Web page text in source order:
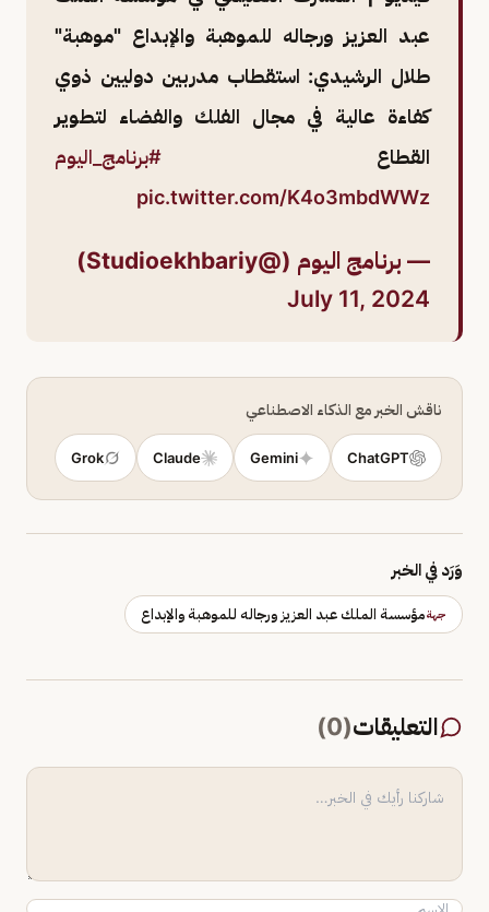
عبد العزيز ورجاله للموهبة والإبداع "موهبة"
طلال الرشيدي: استقطاب مدربين دوليين ذوي
كفاءة عالية في مجال الفلك والفضاء لتطوير
القطاع #برنامج_اليوم
pic.twitter.com/K4o3mbdWWz
— برنامج اليوم (@Studioekhbariy)
July 11, 2024
ناقش الخبر مع الذكاء الاصطناعي
ChatGPT
Gemini
Claude
Grok
وَرَد في الخبر
جهةمؤسسة الملك عبد العزيز ورجاله للموهبة والإبداع
التعليقات(
0
)